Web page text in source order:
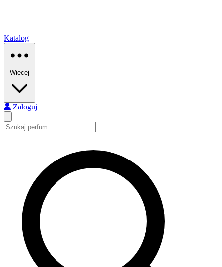
Katalog
Więcej
Zaloguj